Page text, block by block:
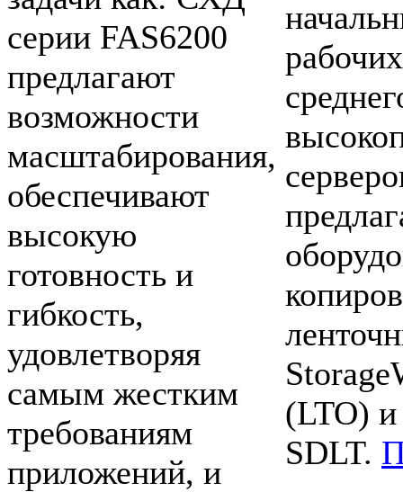
серии FAS6200
предлагают
возможности
масштабирования,
обеспечивают
высокую
готовность и
гибкость,
удовлетворяя
самым жестким
требованиям
приложений, и
(LTO) и
SDLT.